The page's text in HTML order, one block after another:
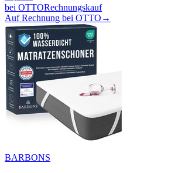
bei OTTORechnungskauf
Auf Rechnung bei OTTO →
BARBONS